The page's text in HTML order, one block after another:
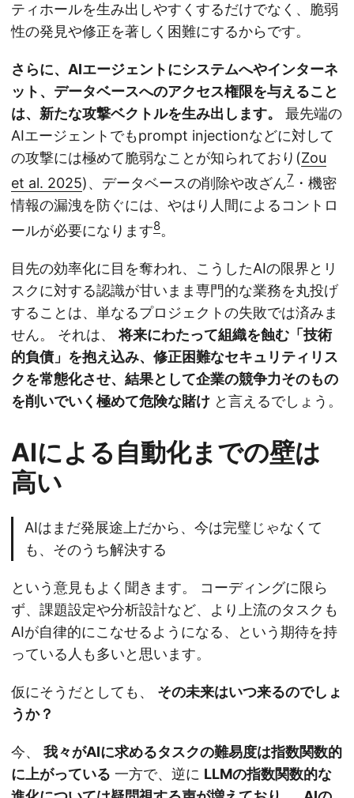
ティホールを生み出しやすくするだけでなく、脆弱
性の発見や修正を著しく困難にするからです。
さらに、AIエージェントにシステムへやインターネ
ット、データベースへのアクセス権限を与えること
は、新たな攻撃ベクトルを生み出します。
最先端の
AIエージェントでもprompt injectionなどに対して
の攻撃には極めて脆弱なことが知られており(Zou
et al. 2025)、データベースの削除や改ざん7 ・機密
情報の漏洩を防ぐには、やはり人間によるコントロ
ールが必要になります8。
目先の効率化に目を奪われ、こうしたAIの限界とリ
スクに対する認識が甘いまま専門的な業務を丸投げ
することは、単なるプロジェクトの失敗では済みま
せん。 それは、 将来にわたって組織を蝕む「技術
的負債」を抱え込み、修正困難なセキュリティリス
クを常態化させ、結果として企業の競争力そのもの
を削いでいく極めて危険な賭け と言えるでしょう。
AIによる自動化までの壁は
高い
AIはまだ発展途上だから、今は完璧じゃなくて
も、そのうち解決する
という意見もよく聞きます。 コーディングに限ら
ず、課題設定や分析設計など、より上流のタスクも
AIが自律的にこなせるようになる、という期待を持
っている人も多いと思います。
仮にそうだとしても、 その未来はいつ来るのでしょ
うか？
今、 我々がAIに求めるタスクの難易度は指数関数的
に上がっている 一方で、逆に LLMの指数関数的な